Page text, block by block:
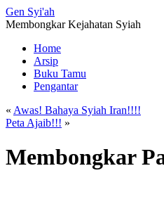
Gen Syi'ah
Membongkar Kejahatan Syiah
Home
Arsip
Buku Tamu
Pengantar
« Awas! Bahaya Syiah Iran!!!!
Peta Ajaib!!! »
Membongkar